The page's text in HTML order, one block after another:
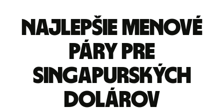
Najlepšie menové
páry pre
Singapurských
dolárov